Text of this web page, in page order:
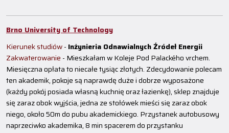
Brno University of Technology
Kierunek studiów- Inżynieria Odnawialnych Źródeł Energii
Zakwaterowanie - Mieszkałam w Koleje Pod Palackého vrchem.
Miesięczna opłata to niecałe tysiąc złotych. Zdecydowanie polecam
ten akademik, pokoje są naprawdę duże i dobrze wyposażone
(każdy pokój posiada własną kuchnię oraz łazienkę), sklep znajduje
się zaraz obok wyjścia, jedna ze stołówek mieści się zaraz obok
niego, około 50m do pubu akademickiego. Przystanek autobusowy
naprzeciwko akademika, 8 min spacerem do przystanku